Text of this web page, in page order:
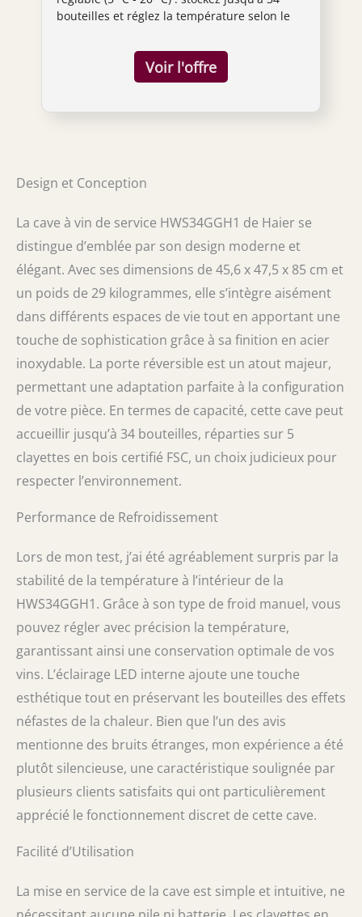
bouteilles et réglez la température selon le
bouteilles restent dans des conditions
optimales. Système anti-vibrations et verre
anti-UV : le système anti-vibration minimise
contrôlez la cave à vin facilement avec son
WiFi, qui vous permet de régler la
température depuis votre téléphone.
Étagères en bois FSC pour un rangement
élégant et sûr : elles apportent non
seulement une touche d'élégance, mais
offrent également de la stabilité pour que les
bouteilles restent en position sans risque de
chute. Dimensions du produit (H x l x P) : 85 x
47,5 x 45,6 cm, parfait pour s'intégrer dans
n'importe quel espace de votre maison ou
cave.
Design et Conception
La cave à vin de service HWS34GGH1 de Haier se
distingue d’emblée par son design moderne et
élégant. Avec ses dimensions de 45,6 x 47,5 x 85 cm et
un poids de 29 kilogrammes, elle s’intègre aisément
dans différents espaces de vie tout en apportant une
touche de sophistication grâce à sa finition en acier
inoxydable. La porte réversible est un atout majeur,
permettant une adaptation parfaite à la configuration
de votre pièce. En termes de capacité, cette cave peut
accueillir jusqu’à 34 bouteilles, réparties sur 5
clayettes en bois certifié FSC, un choix judicieux pour
respecter l’environnement.
Performance de Refroidissement
Lors de mon test, j’ai été agréablement surpris par la
stabilité de la température à l’intérieur de la
HWS34GGH1. Grâce à son type de froid manuel, vous
pouvez régler avec précision la température,
garantissant ainsi une conservation optimale de vos
vins. L’éclairage LED interne ajoute une touche
esthétique tout en préservant les bouteilles des effets
néfastes de la chaleur. Bien que l’un des avis
mentionne des bruits étranges, mon expérience a été
plutôt silencieuse, une caractéristique soulignée par
plusieurs clients satisfaits qui ont particulièrement
apprécié le fonctionnement discret de cette cave.
Facilité d’Utilisation
La mise en service de la cave est simple et intuitive, ne